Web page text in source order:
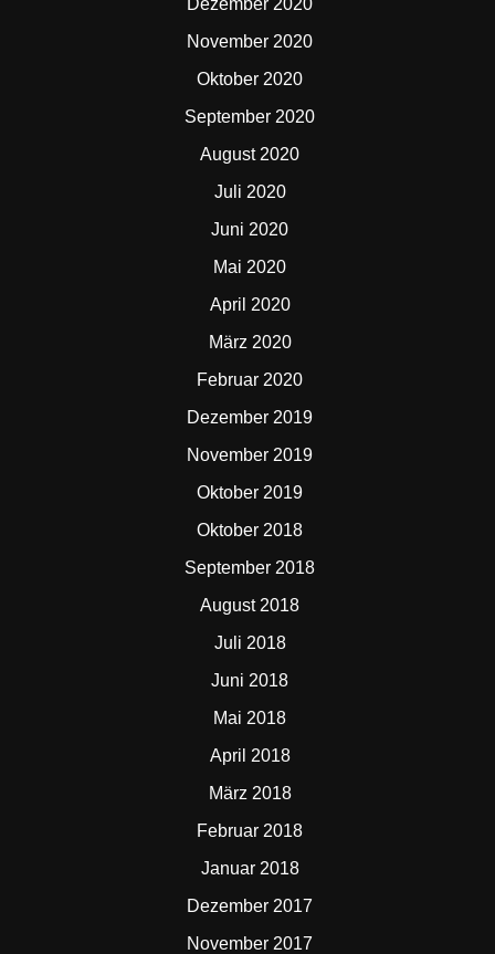
November 2020
Oktober 2020
September 2020
August 2020
Juli 2020
Juni 2020
Mai 2020
April 2020
März 2020
Februar 2020
Dezember 2019
November 2019
Oktober 2019
Oktober 2018
September 2018
August 2018
Juli 2018
Juni 2018
Mai 2018
April 2018
März 2018
Februar 2018
Januar 2018
Dezember 2017
November 2017